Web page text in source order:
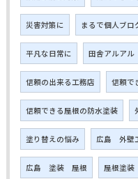
災害対策に まるで個人ブロ
平凡な日常に 田舎アルアル
信頼の出来る工務店 信頼で
信頼できる屋根の防水塗装
塗り替えの悩み 広島 外壁
広島 塗装 屋根 屋根塗